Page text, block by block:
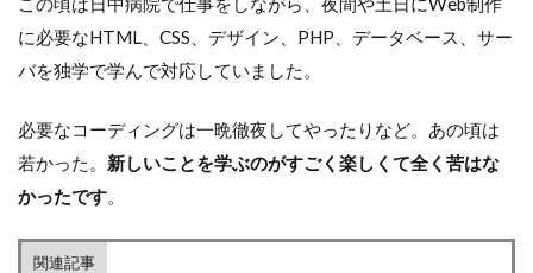
に必要なHTML、CSS、デザイン、PHP、データベース、サー
バを独学で学んで対応していました。
必要なコーディングは一晩徹夜してやったりなど。あの頃は
若かった。 新しいことを学ぶのがすごく楽しくて全く苦はな
かったです
関連記事